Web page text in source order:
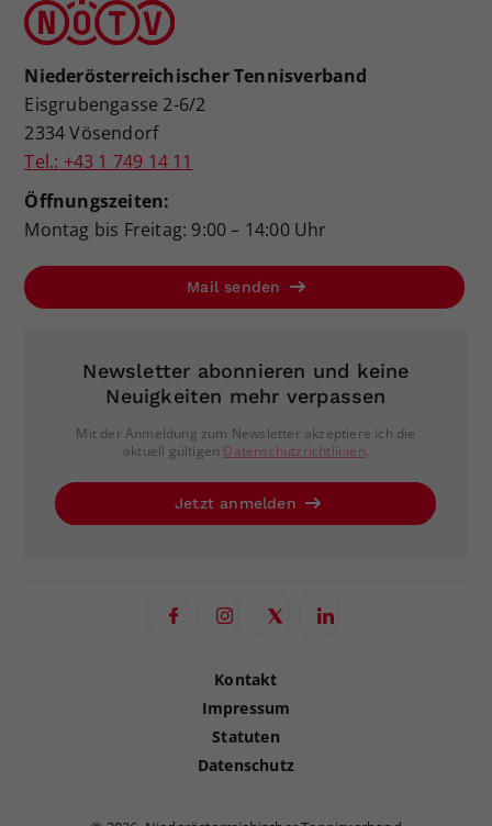
Niederösterreichischer Tennisverband
Eisgrubengasse 2-6/2
2334 Vösendorf
Tel.: +43 1 749 14 11
Öffnungszeiten:
Montag bis Freitag: 9:00 – 14:00 Uhr
Mail senden
Newsletter abonnieren und keine
Neuigkeiten mehr verpassen
Mit der Anmeldung zum Newsletter akzeptiere ich die
aktuell gültigen Datenschutzrichtlinien.
Jetzt anmelden
Kontakt
Impressum
Statuten
Datenschutz